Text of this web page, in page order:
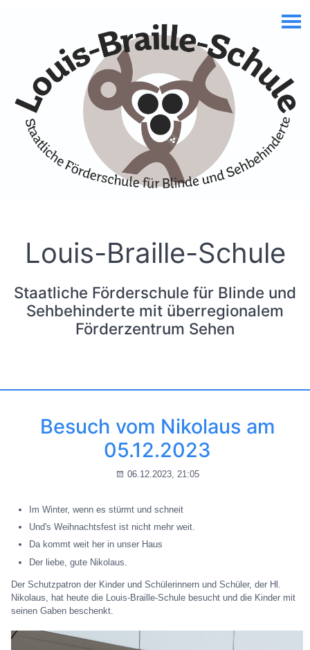
Louis-Braille-Schule
Staatliche Förderschule für Blinde und
Sehbehinderte mit überregionalem
Förderzentrum Sehen
Besuch vom Nikolaus am
05.12.2023
06.12.2023, 21:05
Im Winter, wenn es stürmt und schneit
Und's Weihnachtsfest ist nicht mehr weit.
Da kommt weit her in unser Haus
Der liebe, gute Nikolaus.
Der Schutzpatron der Kinder und Schülerinnern und Schüler, der Hl.
Nikolaus, hat heute die Louis-Braille-Schule besucht und die Kinder mit
seinen Gaben beschenkt.